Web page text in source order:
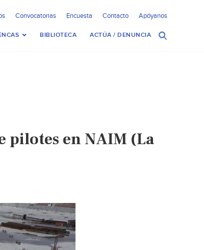
Convocatorias Encuesta Contacto Apóyanos
BIBLIOTECA ACTÚA / DENUNCIA
pilotes en NAIM (La